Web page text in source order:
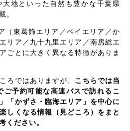
地といった自然も豊かな千葉県
。
（東葛飾エリア／ベイエリア／か
リア／九十九里エリア／南房総エ
ごとに大きく異なる特徴がありま
ろではありますが、 こちらでは当
予約可能な高速バスで訪れるこ
「かずさ・臨海エリア」を中心に
しくなる情報（見どころ）をまと
ください。